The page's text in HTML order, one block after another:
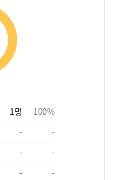
1명 100%
-
-
-
-
-
-